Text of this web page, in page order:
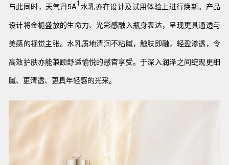
与此同时，天气丹5A1 水乳亦在设计及试用体验上进行焕新。产品
设计将金栀盛放的生命力、光彩感融入瓶身表达，呈现更具通透与
美感的视觉主张。水乳质地清润不粘腻，触肤即融， 轻盈渗透，令
高效护肤亦能兼顾舒适愉悦的感官享受。于深入润泽之间绽现更细
腻、更清透、更具年轻感的光采。